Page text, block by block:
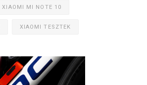
XIAOMI MI NOTE 10
XIAOMI TESZTEK